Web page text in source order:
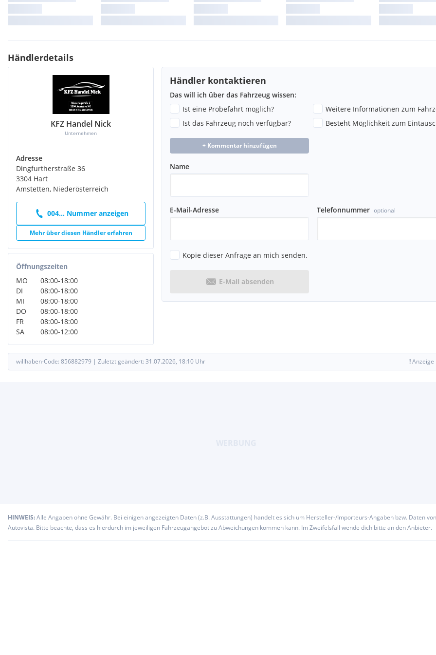
Händlerdetails
KFZ Handel Nick
Unternehmen
Adresse
Dingfurtherstraße 36
3304 Hart
Amstetten, Niederösterreich
004... Nummer anzeigen
Mehr über diesen Händler erfahren
Öffnungszeiten
MO
08:00-18:00
DI
08:00-18:00
MI
08:00-18:00
DO
08:00-18:00
FR
08:00-18:00
SA
08:00-12:00
Händler kontaktieren
Das will ich über das Fahrzeug wissen:
Ist eine Probefahrt möglich?
Weitere Informationen zum
Ist das Fahrzeug noch verfügbar?
Besteht Möglichkeit zum
+ Kommentar hinzufügen
Name
E-Mail-Adresse Telefonnummer optional
Kopie dieser Anfrage an mich senden.
E-Mail absenden
willhaben-Code: 856882979 | Zuletzt geändert: 31.07.2026, 18:10 Uhr !Anzeige
HINWEIS:Alle Angaben ohne Gewähr. Bei einigen angezeigten Daten (z.B. Ausstattungen) handelt es sich um Hersteller-/Importeurs-Angaben bzw. Daten von
Autovista. Bitte beachte, dass es hierdurch im jeweiligen Fahrzeugangebot zu Abweichungen kommen kann. Im Zweifelsfall wende dich bitte an den Anbieter.